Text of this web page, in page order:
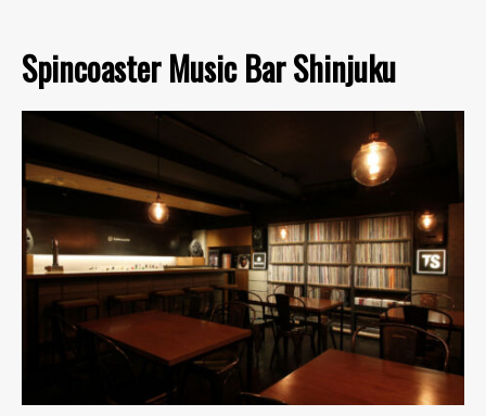
Spincoaster Music Bar Shinjuku